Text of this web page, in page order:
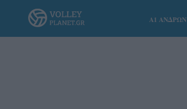
Α1 ΑΝΔΡΩΝ